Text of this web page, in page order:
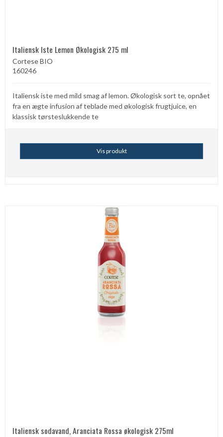
Italiensk Iste Lemon Økologisk 275 ml
Cortese BIO
160246
Italiensk iste med mild smag af lemon. Økologisk sort te, opnået
fra en ægte infusion af teblade med økologisk frugtjuice, en
klassisk tørsteslukkende te
Vis produkt
Italiensk sodavand, Aranciata Rossa økologisk 275ml